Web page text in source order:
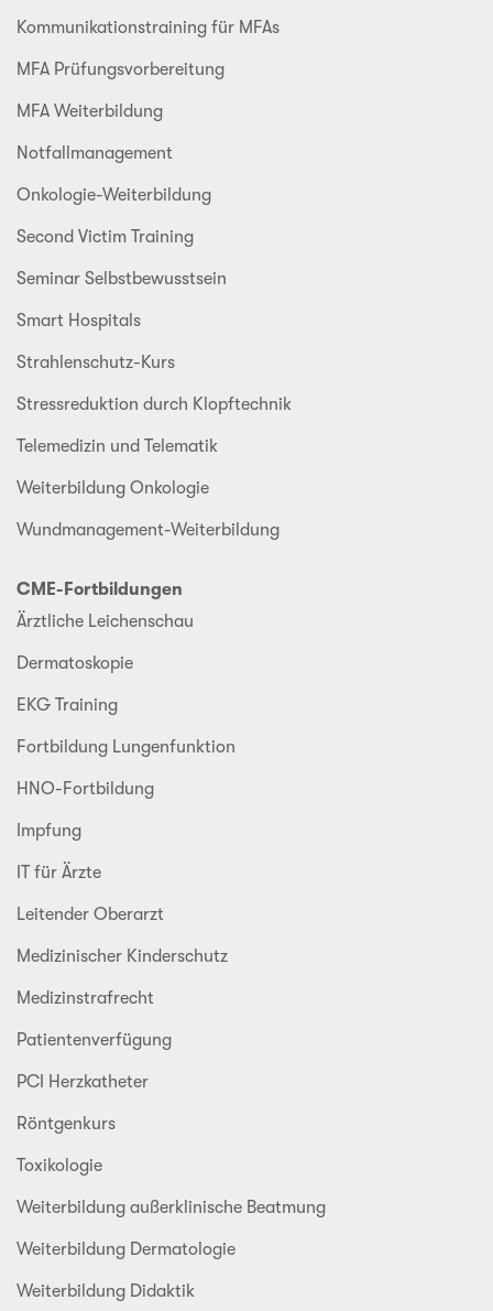
Kommunikationstraining für MFAs
MFA Prüfungsvorbereitung
MFA Weiterbildung
Notfallmanagement
Onkologie-Weiterbildung
Second Victim Training
Seminar Selbstbewusstsein
Smart Hospitals
Strahlenschutz-Kurs
Stressreduktion durch Klopftechnik
Telemedizin und Telematik
Weiterbildung Onkologie
Wundmanagement-Weiterbildung
CME-Fortbildungen
Ärztliche Leichenschau
Dermatoskopie
EKG Training
Fortbildung Lungenfunktion
HNO-Fortbildung
Impfung
IT für Ärzte
Leitender Oberarzt
Medizinischer Kinderschutz
Medizinstrafrecht
Patientenverfügung
PCI Herzkatheter
Röntgenkurs
Toxikologie
Weiterbildung außerklinische Beatmung
Weiterbildung Dermatologie
Weiterbildung Didaktik